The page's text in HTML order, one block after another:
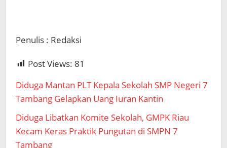
Penulis : Redaksi
Post Views: 81
Diduga Mantan PLT Kepala Sekolah SMP Negeri 7
Tambang Gelapkan Uang Iuran Kantin
Diduga Libatkan Komite Sekolah, GMPK Riau
Kecam Keras Praktik Pungutan di SMPN 7
Tambang